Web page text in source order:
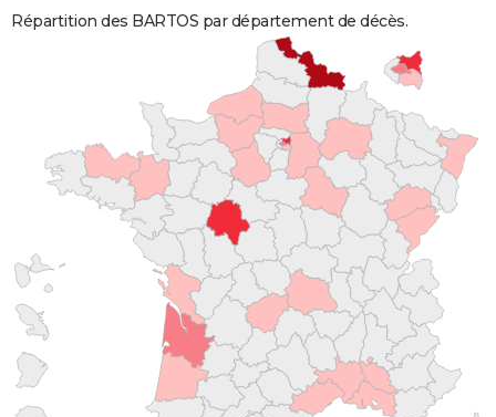
Répartition des BARTOS par département de décès.